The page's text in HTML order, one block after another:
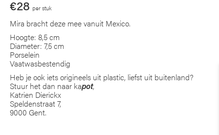
€28 per stuk
Mira bracht deze mee vanuit Mexico.
Hoogte: 8,5 cm
Diameter: 7,5 cm
Porselein
Vaatwasbestendig
Heb je ook iets origineels uit plastic, liefst uit buitenland?
Stuur het dan naar kapot,
Katrien Dierickx
Speldenstraat 7,
9000 Gent.